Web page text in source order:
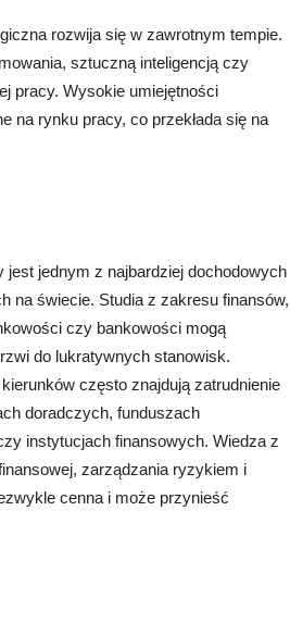
rozwija się w zawrotnym tempie.
sztuczną inteligencją czy
pracy. Wysokie umiejętności
na rynku pracy, co przekłada się na
jest jednym z najbardziej dochodowych
na świecie. Studia z zakresu finansów,
czy bankowości mogą
do lukratywnych stanowisk.
często znajdują zatrudnienie
doradczych, funduszach
instytucjach finansowych. Wiedza z
zarządzania ryzykiem i
cenna i może przynieść